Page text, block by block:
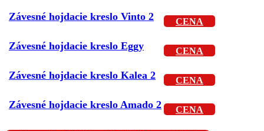
Závesné hojdacie kreslo Vinto 2 CENA
Závesné hojdacie kreslo Eggy CENA
Závesné hojdacie kreslo Kalea 2 CENA
Závesné hojdacie kreslo Amado 2 CENA